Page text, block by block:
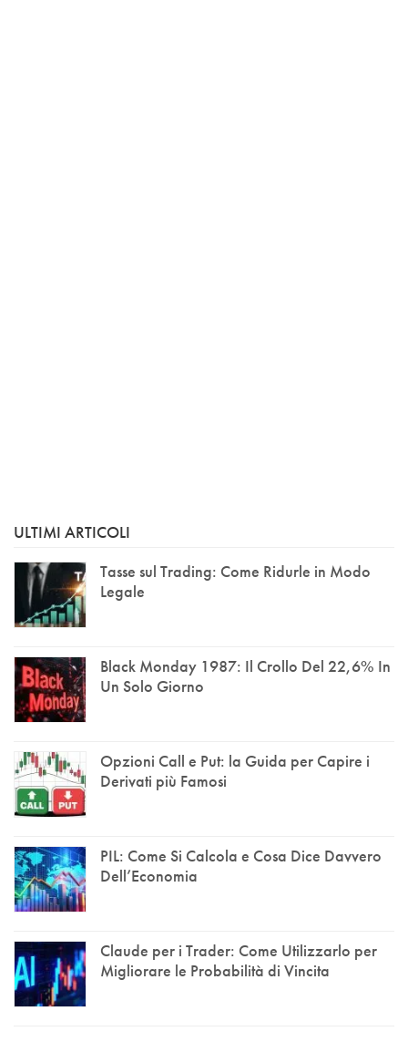
ULTIMI ARTICOLI
Tasse sul Trading: Come Ridurle in Modo
Legale
Black Monday 1987: Il Crollo Del 22,6% In
Un Solo Giorno
Opzioni Call e Put: la Guida per Capire i
Derivati più Famosi
PIL: Come Si Calcola e Cosa Dice Davvero
Dell’Economia
Claude per i Trader: Come Utilizzarlo per
Migliorare le Probabilità di Vincita